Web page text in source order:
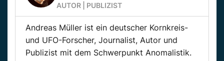
AUTOR | PUBLIZIST
Andreas Müller ist ein deutscher Kornkreis-
und UFO-Forscher, Journalist, Autor und
Publizist mit dem Schwerpunkt Anomalistik.